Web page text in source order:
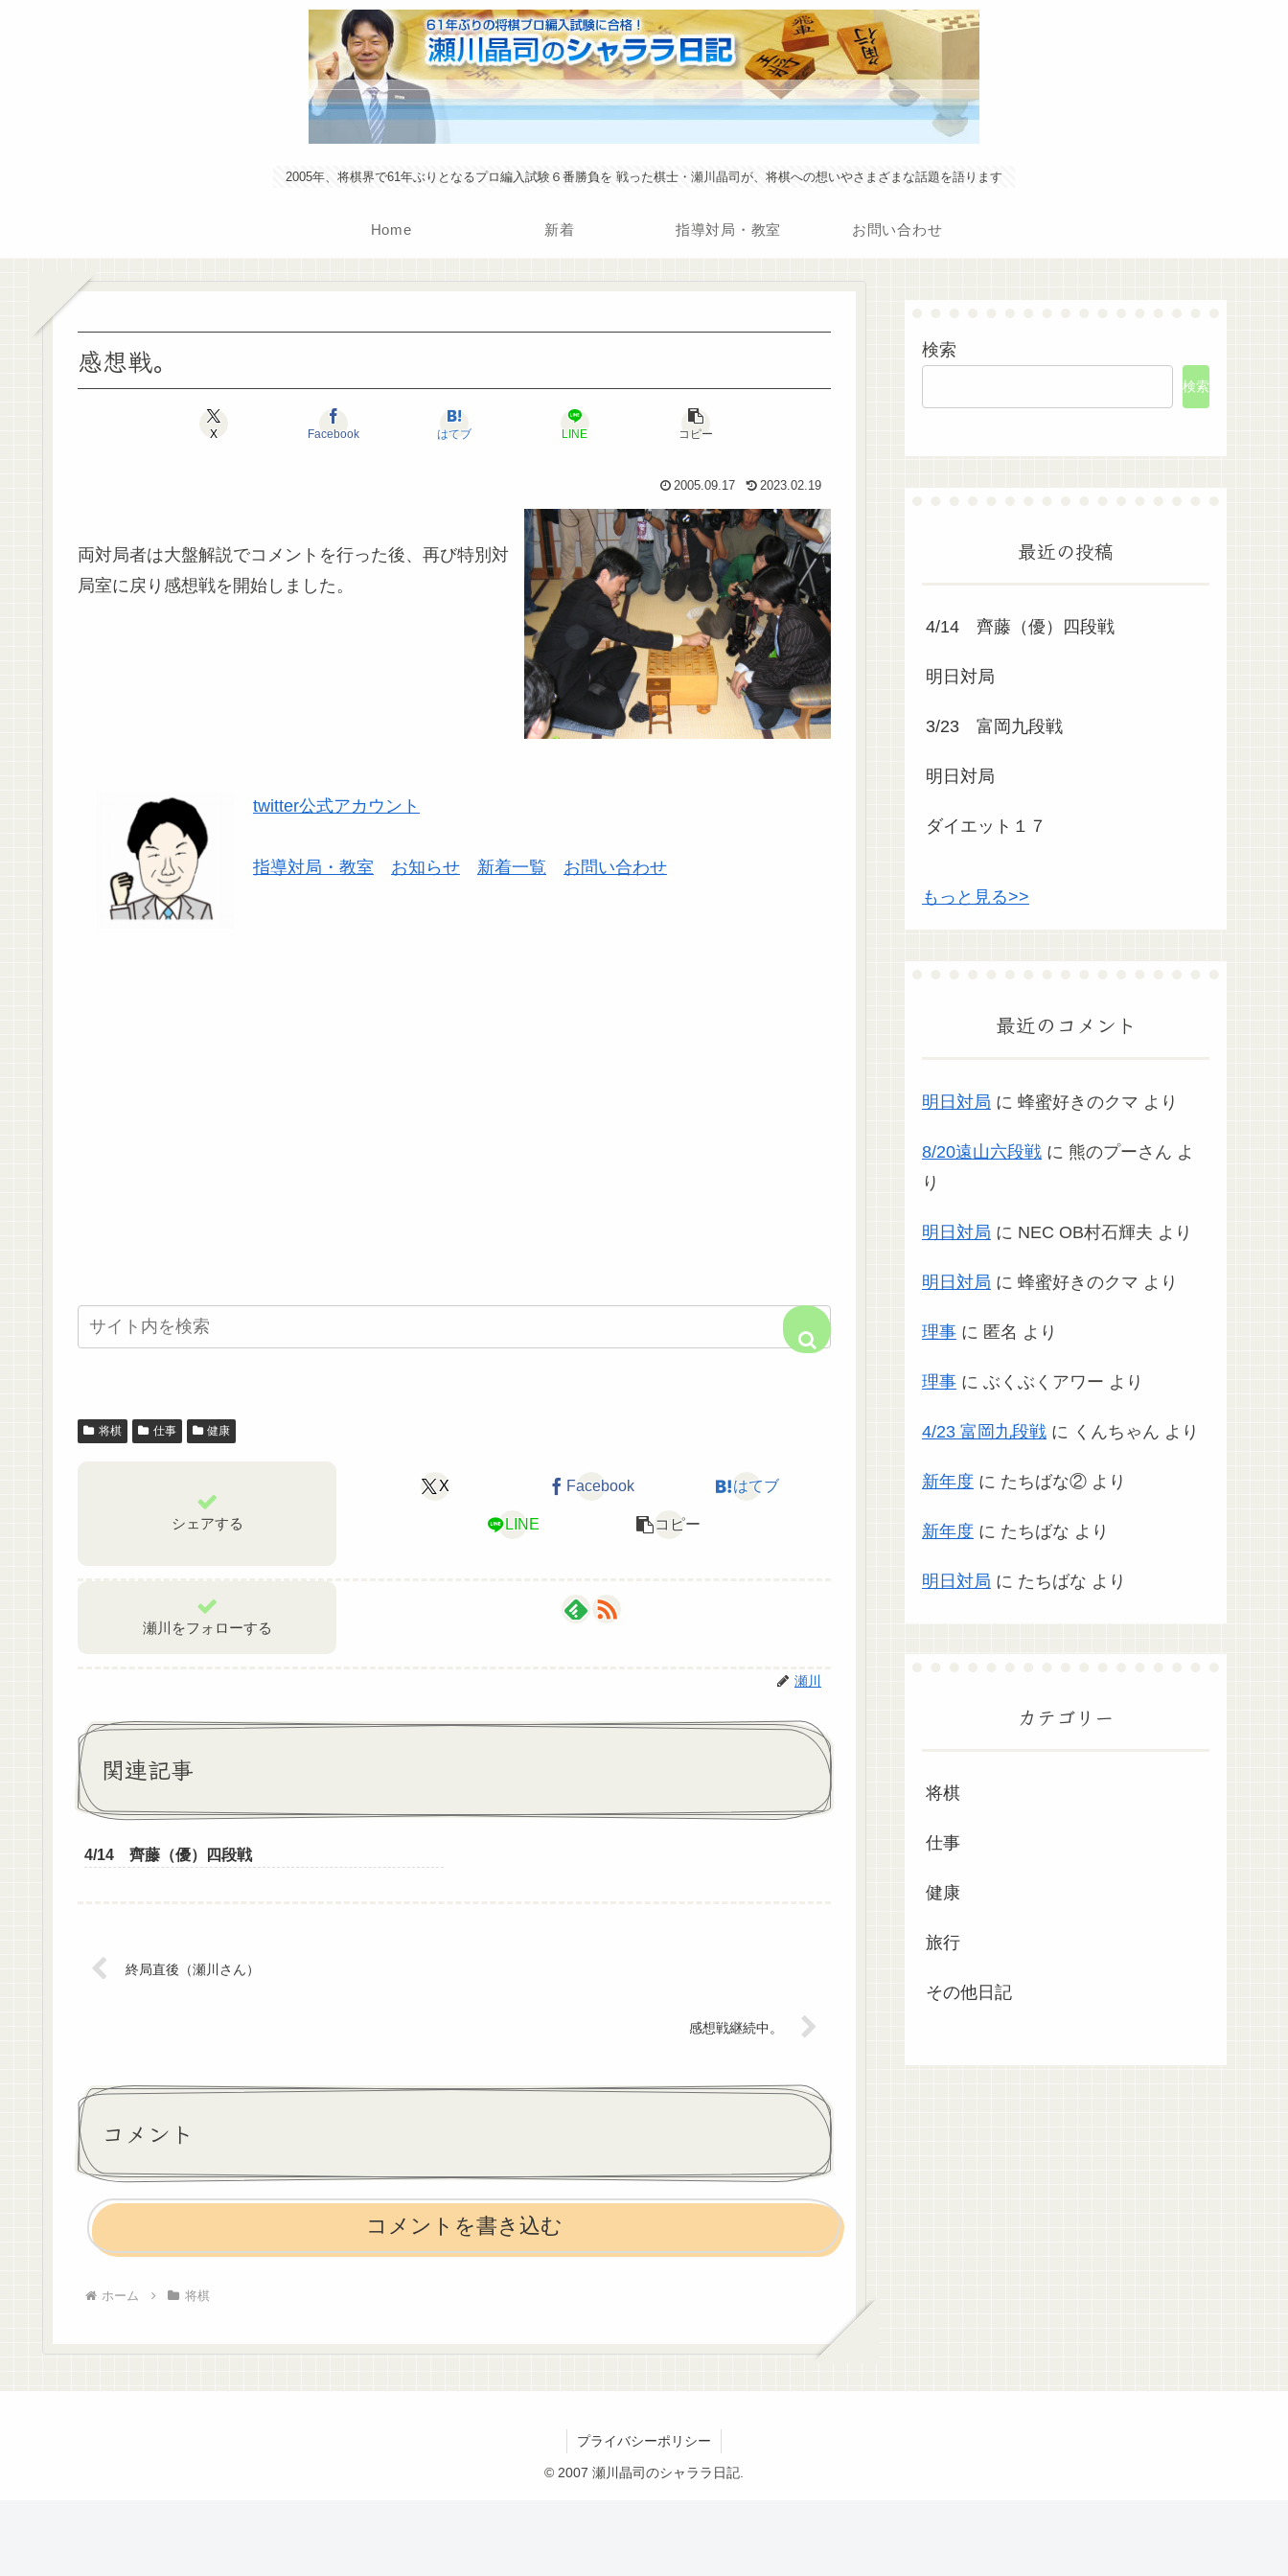
2005年、将棋界で61年ぶりとなるプロ編入試験６番勝負を 戦った棋士・瀬川晶司が、将棋への想いやさまざまな話題を語ります
Home 新着 指導対局・教室 お問い合わせ
感想戦。
X Facebook はてブ LINE コピー
2005.09.17 2023.02.19
両対局者は大盤解説でコメントを行った後、再び特別対
局室に戻り感想戦を開始しました。
twitter公式アカウント
指導対局・教室 お知らせ 新着一覧 お問い合わせ
将棋 仕事 健康
シェアする
X Facebook はてブ
LINE コピー
瀬川をフォローする
瀬川
関連記事
4/14 齊藤（優）四段戦
終局直後（瀬川さん）
感想戦継続中。
コメント
コメントを書き込む
ホーム 将棋
検索
検索
最近の投稿
4/14 齊藤（優）四段戦
明日対局
3/23 富岡九段戦
明日対局
ダイエット１７
もっと見る>>
最近のコメント
明日対局 に 蜂蜜好きのクマ より
8/20遠山六段戦 に 熊のプーさん よ
り
明日対局 に NEC OB村石輝夫 より
明日対局 に 蜂蜜好きのクマ より
理事 に 匿名 より
理事 に ぶくぶくアワー より
4/23 富岡九段戦 に くんちゃん より
新年度 に たちばな② より
新年度 に たちばな より
明日対局 に たちばな より
カテゴリー
将棋
仕事
健康
旅行
その他日記
プライバシーポリシー
© 2007 瀬川晶司のシャララ日記.